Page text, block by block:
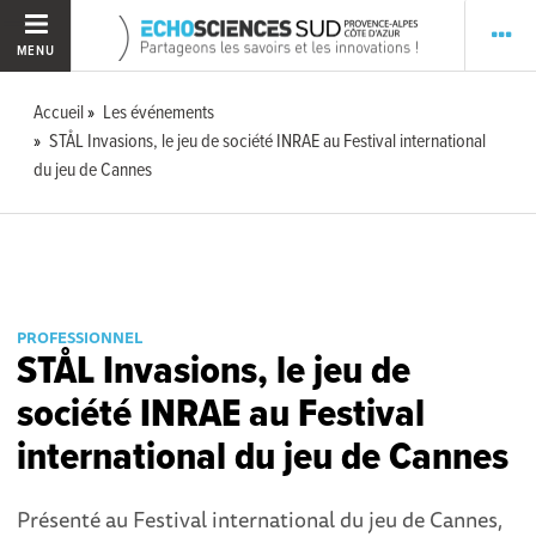
MENU
Accueil
Les événements
STÅL Invasions, le jeu de société INRAE au Festival international
du jeu de Cannes
PROFESSIONNEL
STÅL Invasions, le jeu de
société INRAE au Festival
international du jeu de Cannes
Présenté au Festival international du jeu de Cannes,